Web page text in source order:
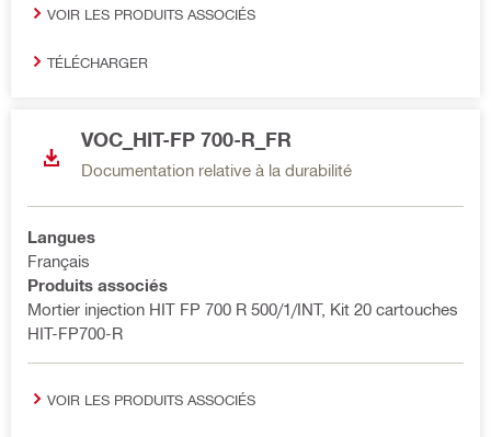
VOIR LES PRODUITS ASSOCIÉS
TÉLÉCHARGER
VOC_HIT-FP 700-R_FR
Documentation relative à la durabilité
Langues
Français
Produits associés
Mortier injection HIT FP 700 R 500/1/INT, Kit 20 cartouches
HIT-FP700-R
VOIR LES PRODUITS ASSOCIÉS